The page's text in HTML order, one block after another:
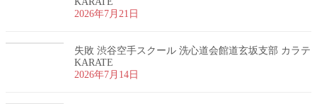
2026年7月21日
失敗 渋谷空手スクール 洗心道会館道玄坂支部 カラテ
KARATE
2026年7月14日